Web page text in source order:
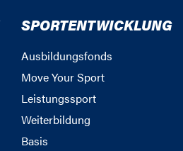
SPORTENTWICKLUNG
Ausbildungsfonds
Move Your Sport
Leistungssport
Weiterbildung
Basis